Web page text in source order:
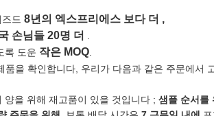
드 8년의 엑스프리에스 보다 더 ,
손님들 20명 더
록 도운 작은 MOQ
품을 확인합니다, 우리가 다음과 같은 주문에서
양을 위해 재고품이 있을 것입니다 ; 샘플 순서를